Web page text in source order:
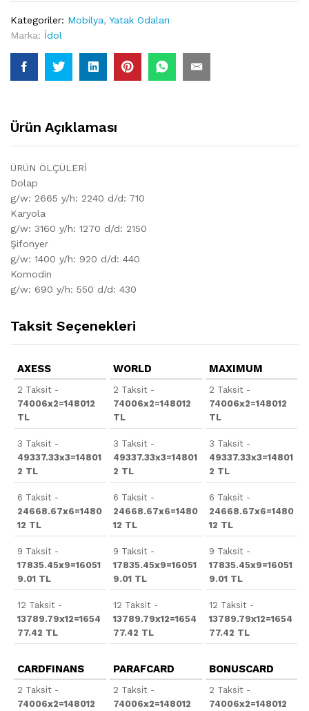
Kategoriler: Mobilya, Yatak Odaları
Marka: İdol
Ürün Açıklaması
ÜRÜN ÖLÇÜLERİ
Dolap
g/w: 2665 y/h: 2240 d/d: 710
Karyola
g/w: 3160 y/h: 1270 d/d: 2150
Şifonyer
g/w: 1400 y/h: 920 d/d: 440
Komodin
g/w: 690 y/h: 550 d/d: 430
Taksit Seçenekleri
AXESS
2 Taksit -
74006x2=148012
TL
3 Taksit -
49337.33x3=14801
2 TL
6 Taksit -
24668.67x6=1480
12 TL
9 Taksit -
17835.45x9=16051
9.01 TL
12 Taksit -
13789.79x12=1654
77.42 TL
WORLD
2 Taksit -
74006x2=148012
TL
3 Taksit -
49337.33x3=14801
2 TL
6 Taksit -
24668.67x6=1480
12 TL
9 Taksit -
17835.45x9=16051
9.01 TL
12 Taksit -
13789.79x12=1654
77.42 TL
MAXIMUM
2 Taksit -
74006x2=148012
TL
3 Taksit -
49337.33x3=14801
2 TL
6 Taksit -
24668.67x6=1480
12 TL
9 Taksit -
17835.45x9=16051
9.01 TL
12 Taksit -
13789.79x12=1654
77.42 TL
CARDFINANS
2 Taksit -
74006x2=148012
PARAFCARD
2 Taksit -
74006x2=148012
BONUSCARD
2 Taksit -
74006x2=148012